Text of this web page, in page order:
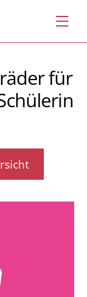
für